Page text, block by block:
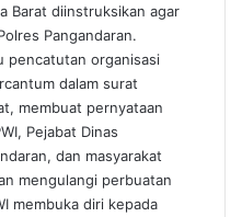
Barat diinstruksikan agar
Pangandaran.
pencatutan organisasi
dalam surat
membuat pernyataan
Pejabat Dinas
dan masyarakat
mengulangi perbuatan
membuka diri kepada